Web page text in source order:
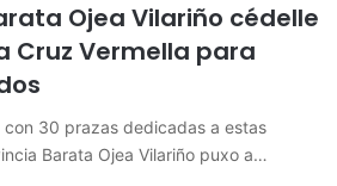
Ojea Vilariño cédelle
Cruz Vermella para
con 30 prazas dedicadas a estas
Barata Ojea Vilariño puxo a…